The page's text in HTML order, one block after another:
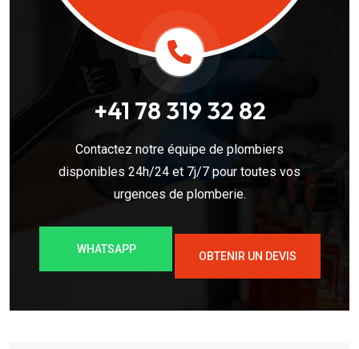
+41 78 319 32 82
Contactez notre équipe de plombiers
disponibles 24h/24 et 7j/7 pour toutes vos
urgences de plomberie.
WHATSAPP
OBTENIR UN DEVIS